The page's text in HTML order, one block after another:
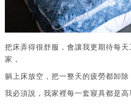
把床弄得很舒服，會讓我更期待每天
家，
躺上床放空，把一整天的疲勞都卸除
我必須說，我家裡每一套寢具都是高